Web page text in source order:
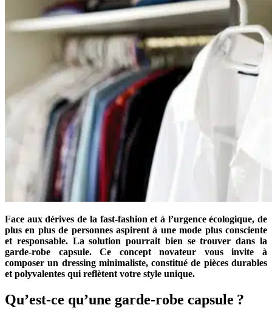
Face aux dérives de la fast-fashion et à l’urgence écologique, de
plus en plus de personnes aspirent à une mode plus consciente
et responsable. La solution pourrait bien se trouver dans la
garde-robe capsule. Ce concept novateur vous invite à
composer un dressing minimaliste, constitué de pièces durables
et polyvalentes qui reflètent votre style unique.
Qu’est-ce qu’une garde-robe capsule ?